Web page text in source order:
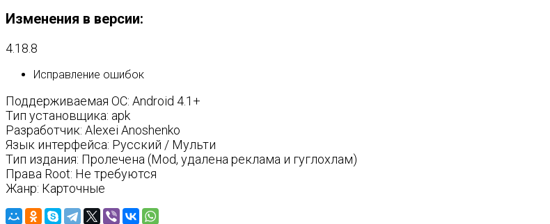
Изменения в версии:
4.18.8
Исправление ошибок
Поддерживаемая ОС: Android 4.1+
Тип установщика: apk
Разработчик: Alexei Anoshenko
Язык интерфейса: Русский / Мульти
Тип издания: Пролечена (Mod, удалена реклама и гуглохлам)
Права Root: Не требуются
Жанр: Карточные